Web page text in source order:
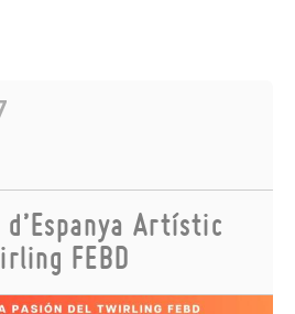
Artístic
FEBD